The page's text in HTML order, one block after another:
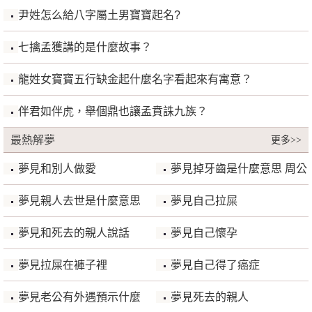
尹姓怎么給八字屬土男寶寶起名?
七擒孟獲講的是什麼故事？
龍姓女寶寶五行缺金起什麼名字看起來有寓意？
伴君如伴虎，舉個鼎也讓孟賁誅九族？
更多>>
最熱解夢
夢見和別人做愛 夢見掉牙齒是什麼意思 周公
解夢
夢見親人去世是什麼意思 夢見自己拉屎
夢見和死去的親人說話 夢見自己懷孕
夢見拉屎在褲子裡 夢見自己得了癌症
夢見老公有外遇預示什麼 夢見死去的親人